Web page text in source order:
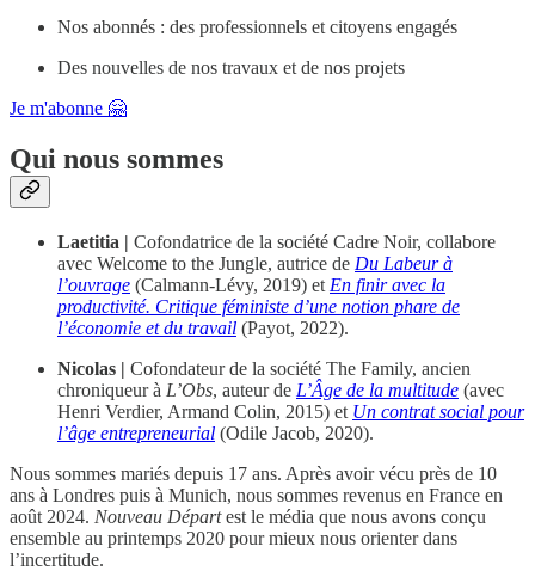
Nos abonnés : des professionnels et citoyens engagés
Des nouvelles de nos travaux et de nos projets
Je m'abonne 🤗
Qui nous sommes
Laetitia | Cofondatrice de la société Cadre Noir, collabore
avec Welcome to the Jungle, autrice de Du Labeur à
l’ouvrage (Calmann-Lévy, 2019) et En finir avec la
productivité. Critique féministe d’une notion phare de
l’économie et du travail (Payot, 2022).
Nicolas | Cofondateur de la société The Family, ancien
chroniqueur à L’Obs, auteur de L’Âge de la multitude (avec
Henri Verdier, Armand Colin, 2015) et Un contrat social pour
l’âge entrepreneurial (Odile Jacob, 2020).
Nous sommes mariés depuis 17 ans. Après avoir vécu près de 10
ans à Londres puis à Munich, nous sommes revenus en France en
août 2024. Nouveau Départest le média que nous avons conçu
ensemble au printemps 2020 pour mieux nous orienter dans
l’incertitude.